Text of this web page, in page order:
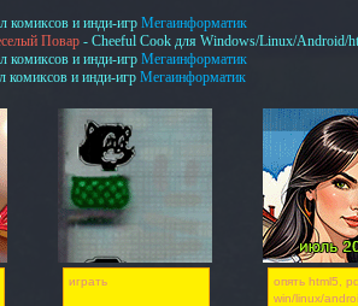
комиксов и инди-игр Мегаинформатик
Повар - Cheeful Cook для Windows/Linux/Android/
комиксов и инди-игр Мегаинформатик
комиксов и инди-игр Мегаинформатик
играть
опять html5,
win/linux/